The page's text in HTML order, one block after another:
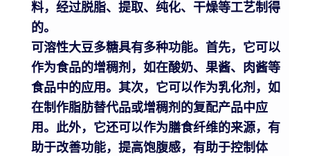
料，经过脱脂、提取、纯化、干燥等工艺制得
的。
可溶性大豆多糖具有多种功能。首先，它可以
作为食品的增稠剂，如在酸奶、果酱、肉酱等
食品中的应用。其次，它可以作为乳化剂，如
在制作脂肪替代品或增稠剂的复配产品中应
用。此外，它还可以作为膳食纤维的来源，有
助于改善功能，提高饱腹感，有助于控制体